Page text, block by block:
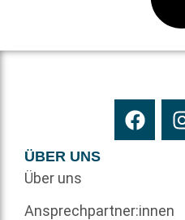
ÜBER UNS
Über uns
Ansprechpartner:innen